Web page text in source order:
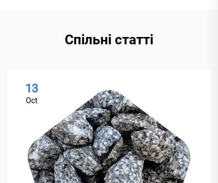
Спільні статті
13
Oct